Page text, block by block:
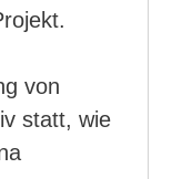
von
statt, wie